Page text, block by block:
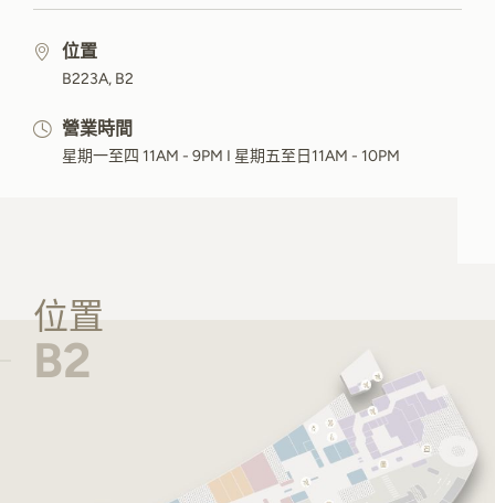
位置
B223A, B2
營業時間
星期一至四 11AM - 9PM I 星期五至日11AM - 10PM
位置
B2